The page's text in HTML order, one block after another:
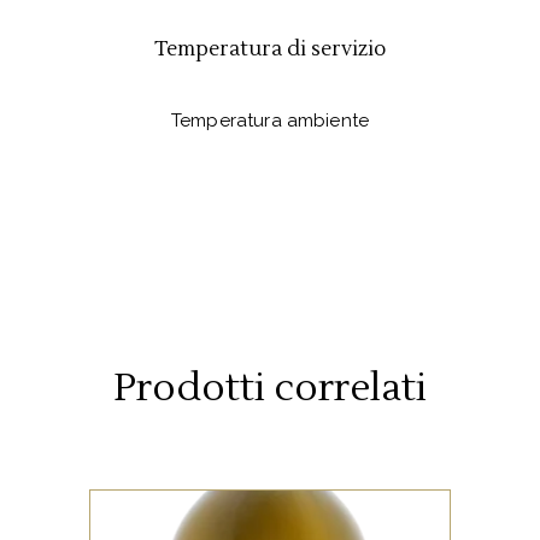
Temperatura di servizio
Temperatura ambiente
Prodotti correlati